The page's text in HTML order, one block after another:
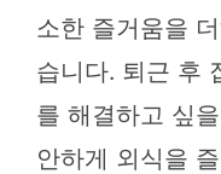
소한 즐거움을
습니다. 퇴근 후
를 해결하고 싶
안하게 외식을